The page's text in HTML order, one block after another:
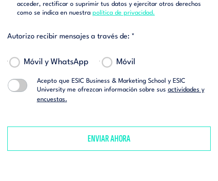
acceder, rectificar o suprimir tus datos y ejercitar otros derechos
como se indica en nuestra política de privacidad.
Autorizo recibir mensajes a través de: *
Móvil y WhatsApp Móvil
Acepto que ESIC Business & Marketing School y ESIC
University me ofrezcan información sobre sus actividades y
encuestas.